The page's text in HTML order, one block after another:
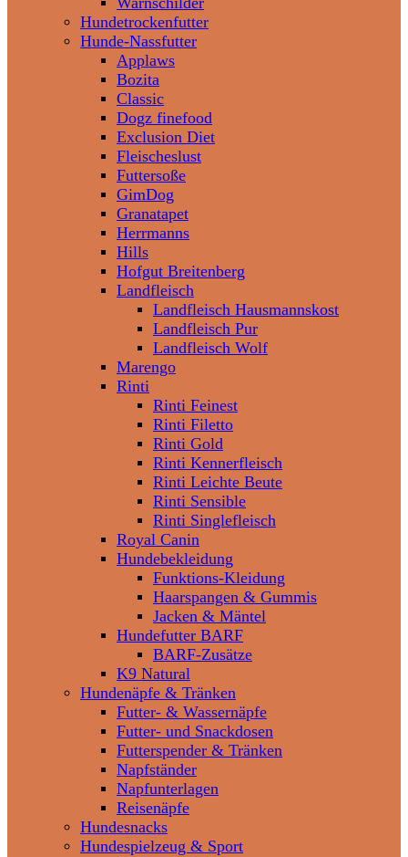
Hundetrockenfutter
Hunde-Nassfutter
Applaws
Bozita
Classic
Dogz finefood
Exclusion Diet
Fleischeslust
Futtersoße
GimDog
Granatapet
Herrmanns
Hills
Hofgut Breitenberg
Landfleisch
Landfleisch Hausmannskost
Landfleisch Pur
Landfleisch Wolf
Marengo
Rinti
Rinti Feinest
Rinti Filetto
Rinti Gold
Rinti Kennerfleisch
Rinti Leichte Beute
Rinti Sensible
Rinti Singlefleisch
Royal Canin
Hundebekleidung
Funktions-Kleidung
Haarspangen & Gummis
Jacken & Mäntel
Hundefutter BARF
BARF-Zusätze
K9 Natural
Hundenäpfe & Tränken
Futter- & Wassernäpfe
Futter- und Snackdosen
Futterspender & Tränken
Napfständer
Napfunterlagen
Reisenäpfe
Hundesnacks
Hundespielzeug & Sport